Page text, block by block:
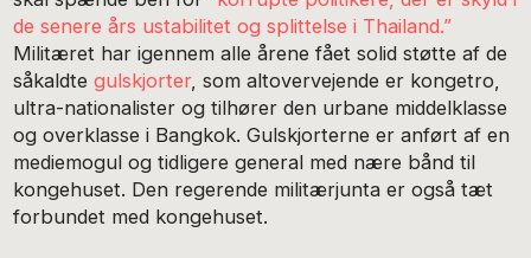
de senere års ustabilitet og splittelse i Thailand.”
Militæret har igennem alle årene fået solid støtte af de
såkaldtegulskjorter, som altovervejende er kongetro,
ultra-nationalister og tilhører den urbane middelklasse
og overklasse i Bangkok. Gulskjorterne er anført af en
mediemogul og tidligere general med nære bånd til
kongehuset. Den regerende militærjunta er også tæt
forbundet med kongehuset.